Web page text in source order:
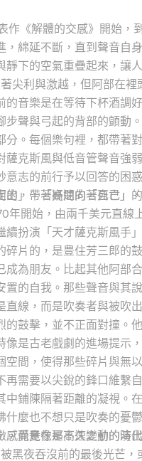
作《解體的交感》開始
綿延不斷，直到聲音自
下的空氣重疊起來，讓
尖利與激越，但阿部在
音樂是在等待下杯酒調
聲與弓起的背部的顫動
。每個樂句裡，都帶著
克斯風與低音管聲音強
志的前行予以回答的困
的，帶著疑問的「自己」
」，「高速向著死亡
年開始，由兩千美元直
扮演「天才薩克斯風手
片的，是豊住芳三郎的鼓
為朋友。比起其他阿部
置的自我。那些聲音與
線，而是吹奏者與被吹
鼓擊，並不正面對撞。
是古老戲劇的進場提示
間，使得那些碎片與無
需要以尖銳的鋒口維繫
鋪陳隔著距離的凝視。
麼也不想只是吹奏的憂
而是在那高速變動的時
覺竟像是不久之前的演
黑夜吞沒前的最後光芒